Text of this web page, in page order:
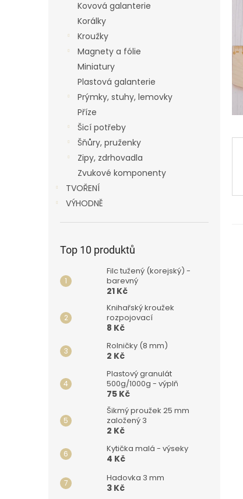
Kovová galanterie
Korálky
Kroužky
Magnety a fólie
Miniatury
Plastová galanterie
Prýmky, stuhy, lemovky
Příze
Šicí potřeby
Šňůry, pruženky
Zipy, zdrhovadla
Zvukové komponenty
TVOŘENÍ
VÝHODNĚ
Top 10 produktů
Filc tužený (korejský) -
barevný
21 Kč
Knihařský kroužek
rozpojovací
8 Kč
Rolničky (8 mm)
2 Kč
Plastový granulát
500g/1000g - výplň
75 Kč
Šikmý proužek 25 mm
založený 3
2 Kč
Kytička malá - výseky
4 Kč
Hadovka 3 mm
3 Kč